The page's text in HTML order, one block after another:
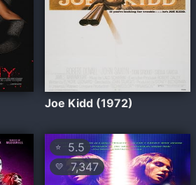
Joe Kidd (1972)
⭐ 5.5
💛 7,347